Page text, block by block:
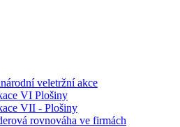
veletržní akce
VI Plošiny
VII - Plošiny
rovnováha ve firmách